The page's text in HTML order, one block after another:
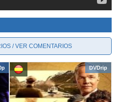
/ VER COMENTARIOS
DVDrip